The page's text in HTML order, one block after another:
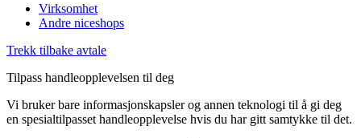
Virksomhet
Andre niceshops
Trekk tilbake avtale
Tilpass handleopplevelsen til deg
Vi bruker bare informasjonskapsler og annen teknologi til å gi deg
en spesialtilpasset handleopplevelse hvis du har gitt samtykke til det.